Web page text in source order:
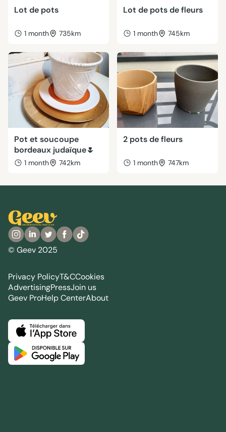
Lot de pots
1 month 735km
Lot de pots de fleurs
1 month 745km
Pot et soucoupe
bordeaux judaïque🌷
1 month 742km
2 pots de fleurs
1 month 747km
© Geev 2025
Privacy PolicyT&CCookies
AdvertisingPressJoin us
Geev ProHelp CenterAbout